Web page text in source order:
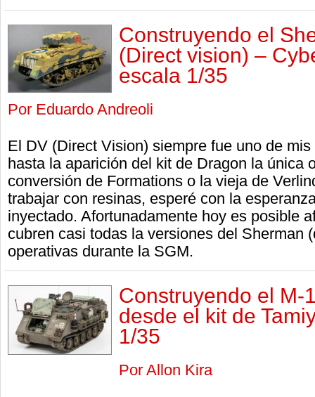
Construyendo el
(Direct vision) –
escala 1/35
Por Eduardo Andreoli
El DV (Direct Vision) siempre fue uno de
hasta la aparición del kit de Dragon la única
conversión de Formations o la vieja de
trabajar con resinas, esperé con la
inyectado. Afortunadamente hoy es posible
cubren casi todas la versiones del Sherman
operativas durante la SGM.
Construyendo el M-
desde el kit de
1/35
Por Allon Kira